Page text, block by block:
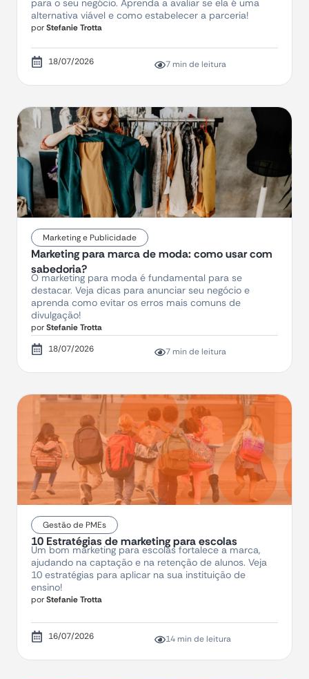
para o seu negócio. Aprenda a avaliar se ela é uma
alternativa viável e como estabelecer a parceria!
porStefanie Trotta
18/07/2026 7 min de leitura
Marketing e Publicidade
Marketing para marca de moda: como usar com
sabedoria?
O marketing para moda é fundamental para se
destacar. Veja dicas para anunciar seu negócio e
aprenda como evitar os erros mais comuns de
divulgação!
porStefanie Trotta
18/07/2026
7 min de leitura
Gestão de PMEs
10 Estratégias de marketing para escolas
Um bom marketing para escolas fortalece a marca,
ajudando na captação e na retenção de alunos. Veja
10 estratégias para aplicar na sua instituição de
ensino!
porStefanie Trotta
16/07/2026 14 min de leitura